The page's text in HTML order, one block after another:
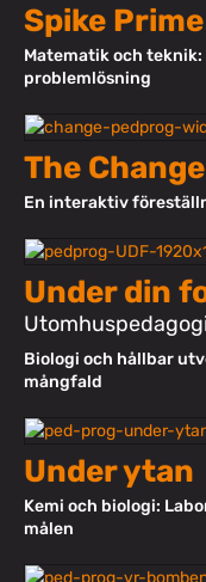
Spike Prime
Matematik och
problemlösning
The Change
En interaktiv
Under din
Biologi och hållbar
mångfald
Under ytan
Kemi och biologi:
målen